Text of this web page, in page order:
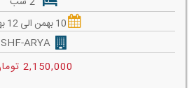
10 بهمن الی 12 بهمن
SHF-ARYA
2,150,000 تومان